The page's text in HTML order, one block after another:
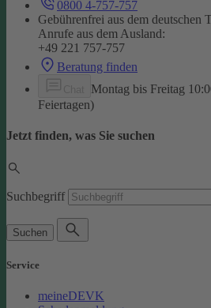
0800 4-757-757
Gebührenfrei aus dem deutschen
Anrufe aus dem Ausland:
+49 221 757-757
Beratung finden
Montag bis Freitag
Feiertagen)
Jetzt finden, was Sie suchen
Suchbegriff
Suchen
Service
meineDEVK